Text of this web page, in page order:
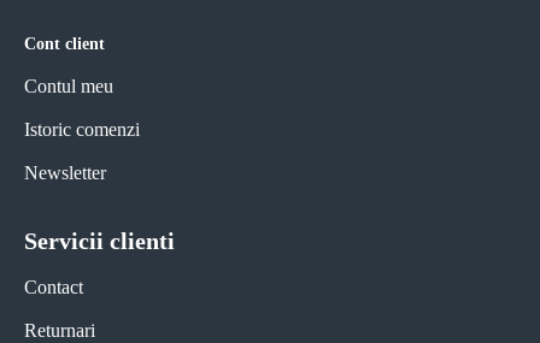
Cont client
Contul meu
Istoric comenzi
Newsletter
Servicii clienti
Contact
Returnari